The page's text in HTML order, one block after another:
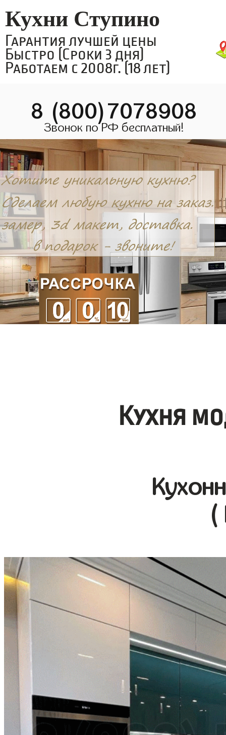
Кухни Ступино
Гарантия лучшей цены
Быстро (Сроки 3 дня)
Работаем с 2008г. (18 лет)
8 (800)7078908
Звонок по РФ бесплатный!
Кухня
(